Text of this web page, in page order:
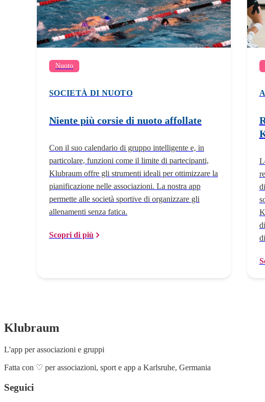
Nuoto
SOCIETÀ DI NUOTO
Niente più corsie di nuoto affollate
Con il suo calendario di gruppo intelligente e, in
particolare, funzioni come il limite di partecipanti,
Klubraum offre gli strumenti ideali per ottimizzare la
pianificazione nelle associazioni. La nostra app
permette alle società sportive di organizzare gli
allenamenti senza fatica.
Scopri di più
Klubraum
L'app per associazioni e gruppi
Fatta con ♡ per associazioni, sport e app a Karlsruhe, Germania
Seguici